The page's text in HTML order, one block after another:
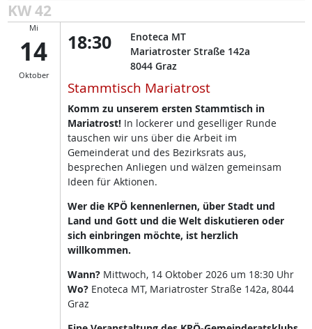
KW 42
Mi
14
Oktober
18:30
Enoteca MT
Mariatroster Straße 142a
8044 Graz
Stammtisch Mariatrost
Komm zu unserem ersten Stammtisch in
Mariatrost! In lockerer und geselliger Runde
tauschen wir uns über die Arbeit im
Gemeinderat und des Bezirksrats aus,
besprechen Anliegen und wälzen gemeinsam
Ideen für Aktionen.
Wer die KPÖ kennenlernen, über Stadt und
Land und Gott und die Welt diskutieren oder
sich einbringen möchte, ist herzlich
willkommen.
Wann? Mittwoch, 14 Oktober 2026 um 18:30 Uhr
Wo? Enoteca MT, Mariatroster Straße 142a, 8044
Graz